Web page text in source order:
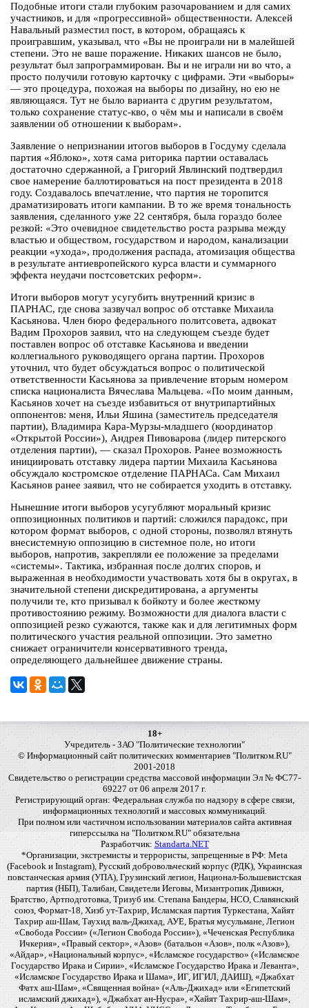
Подобные итоги стали глубоким разочарованием и для самих
участников, и для «прогрессивной» общественности. Алексей
Навальный разместил пост, в котором, обращаясь к
проигравшим, указывал, что «Вы не проиграли ни в малейшей
степени. Это не ваше поражение. Никаких шансов не было,
результат был запрограммирован. Вы и не играли ни во что, а
просто получили готовую карточку с цифрами. Эти «выборы»
— это процедура, похожая на выборы по дизайну, но ею не
являющаяся. Тут не было варианта с другим результатом,
только сохранение статус-кво, о чём мы и написали в своём
заявлении об отношении к выборам».
Заявление о непризнании итогов выборов в Госдуму сделала
партия «Яблоко», хотя сама риторика партии оставалась
достаточно сдержанной, а Григорий Явлинский подтвердил
свое намерение баллотироваться на пост президента в 2018
году. Создавалось впечатление, что партия не торопится
драматизировать итоги кампании. В то же время тональность
заявления, сделанного уже 22 сентября, была гораздо более
резкой: «Это очевидное свидетельство роста разрыва между
властью и обществом, государством и народом, канализации
реакции «ухода», продолжения распада, атомизация общества
в результате антиевропейского курса власти и суммарного
эффекта неудачи постсоветских реформ».
Итоги выборов могут усугубить внутренний кризис в
ПАРНАС, где снова зазвучал вопрос об отставке Михаила
Касьянова. Член бюро федерального политсовета, адвокат
Вадим Прохоров заявил, что на следующем съезде будет
поставлен вопрос об отставке Касьянова и введении
коллегиального руководящего органа партии. Прохоров
уточнил, что будет обсуждаться вопрос о политической
ответственности Касьянова за привлечение вторым номером
списка националиста Вячеслава Мальцева. «По моим данным,
Касьянов хочет на съезде избавиться от внутрипартийных
оппонентов: меня, Ильи Яшина (заместитель председателя
партии), Владимира Кара-Мурзы-младшего (координатор
«Открытой России»), Андрея Пивоварова (лидер питерского
отделения партии), — сказал Прохоров. Ранее возможность
инициировать отставку лидера партии Михаила Касьянова
обсуждало костромское отделение ПАРНАСа. Сам Михаил
Касьянов ранее заявил, что не собирается уходить в отставку.
Нынешние итоги выборов усугубляют моральный кризис
оппозиционных политиков и партий: сложился парадокс, при
котором формат выборов, с одной стороны, позволял втянуть
внесистемную оппозицию в системное поле, но итоги
выборов, напротив, закрепляли ее положение за пределами
«системы». Тактика, избранная после долгих споров, и
выраженная в необходимости участвовать хотя бы в округах, в
значительной степени дискредитирована, а аргументы
получили те, кто призывал к бойкоту и более жесткому
противостоянию режиму. Возможности для диалога власти с
оппозицией резко сужаются, также как и для легитимных форм
политического участия реальной оппозиции. Это заметно
снижает ограничители консервативного тренда,
определяющего дальнейшее движение страны.
18+
Учредитель - ЗАО "Политические технологии"
© Информационный сайт политических комментариев "Политком.RU"
2001-2018
Свидетельство о регистрации средства массовой информации Эл № ФС77-
69227 от 06 апреля 2017 г.
Регистрирующий орган: Федеральная служба по надзору в сфере связи,
информационных технологий и массовых коммуникаций.
При полном или частичном использовании материалов сайта активная
гиперссылка на "Политком.RU" обязательна
Разработчик: Standarta.NET
*Организации, экстремисты и террористы, запрещенные в РФ: Meta
(Facebook и Instagram), Русский добровольческий корпус (РДК), Украинская
повстанческая армия (УПА), Грузинский легион, Национал-Большевистская
партия (НБП), Талибан, Свидетели Иеговы, Мизантропик Дивижн,
Братство, Артподготовка, Тризуб им. Степана Бандеры, НСО, Славянский
союз, Формат-18, Хизб ут-Тахрир, Исламская партия Туркестана, Хайят
Тахрир аш-Шам, Таухид валь-Джихад, АУЕ, Братья мусульмане, Легион
«Свобода России» («Легион Свобода России»), «Чеченская Республика
Ичкерия», «Правый сектор», «Азов» (батальон «Азов», полк «Азов»),
«Айдар», «Национальный корпус», «Исламское государство» («Исламское
Государство Ирака и Сирии», «Исламское Государство Ирака и Леванта»,
«Исламское Государство Ирака и Шама», ИГ, ИГИЛ, ДАИШ), «Джабхат
Фатх аш-Шам», «Священная война» («Аль-Джихад» или «Египетский
исламский джихад»), «Джабхат ан-Нусра», «Хайят Тахрир-аш-Шам»,